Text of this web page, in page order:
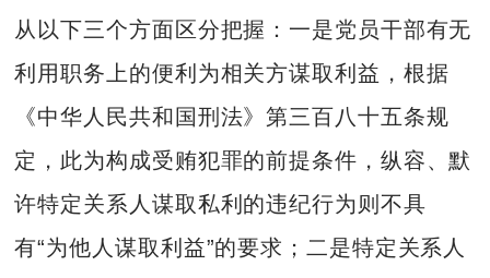
从以下三个方面区分把握：一是党员干部有无
利用职务上的便利为相关方谋取利益，根据
《中华人民共和国刑法》第三百八十五条规
定，此为构成受贿犯罪的前提条件，纵容、默
许特定关系人谋取私利的违纪行为则不具
有“为他人谋取利益”的要求；二是特定关系人